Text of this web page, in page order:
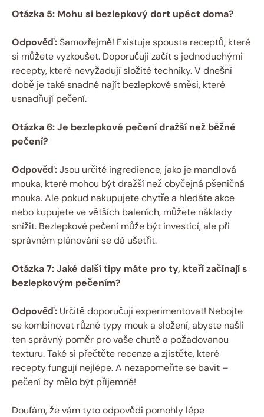
Otázka ⁢5: Mohu si‌ bezlepkový dort upéct doma?
Odpověď:Samozřejmě! Existuje spousta‌ receptů, ‍které
si⁢ můžete vyzkoušet. Doporučuji začít s jednoduchými
recepty, které‍ nevyžadují složité techniky. ⁤V​ dnešní
době je také⁢ snadné najít bezlepkové směsi, které
usnadňují‍ pečení.
Otázka⁢ 6: ‌Je‌ bezlepkové pečení dražší než⁢ běžné
pečení?
Odpověď:Jsou určité ingredience, jako je ‌mandlová
mouka, které mohou​ být dražší než obyčejná pšeničná
mouka. Ale pokud nakupujete ⁢chytře ​a hledáte ⁤akce
nebo kupujete ve ⁣větších‌ baleních, můžete ‍náklady
‌snížit.​ Bezlepkové pečení může být ​investicí, ale‌ při
správném plánování⁢ se dá ušetřit.
Otázka ​7: Jaké další ​tipy máte ⁢pro⁢ ty, kteří začínají s
⁢bezlepkovým pečením?
Odpověď: Určitě⁤ doporučuji experimentovat! Nebojte
se kombinovat různé typy mouk‌ a složení, abyste našli‌
ten správný poměr pro vaše chutě‍ a ‌požadovanou ​
texturu. Také si přečtěte recenze a zjistěte, které
recepty fungují ⁣nejlépe. ⁣A nezapomeňte se bavit –
pečení by ⁣mělo ​být příjemné!
Doufám, že vám tyto‌ odpovědi pomohly lépe